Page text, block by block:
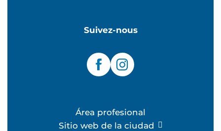
Suivez-nous
Área profesional
Sitio web de la ciudad